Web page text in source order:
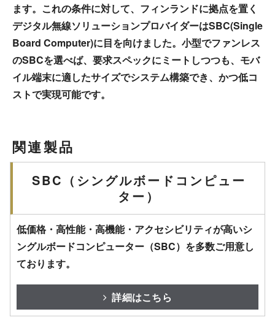
ます。これの条件に対して、フィンランドに拠点を置く
デジタル無線ソリューションプロバイダーはSBC(Single
Board Computer)に目を向けました。小型でファンレス
のSBCを選べば、要求スペックにミートしつつも、モバ
イル端末に適したサイズでシステム構築でき、かつ低コ
ストで実現可能です。
関連製品
SBC（シングルボードコンピュー
ター）
低価格・高性能・高機能・アクセシビリティが高いシ
ングルボードコンピューター（SBC）を多数ご用意し
ております。
詳細はこちら